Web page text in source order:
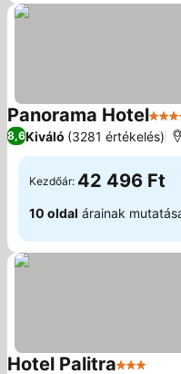
Panorama Hotel4
8,6Kiváló (3281 értékelés)
Kezdőár: 42 496 Ft
10 oldal árainak
Hotel Palitra